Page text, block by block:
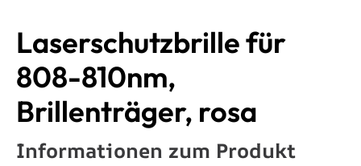
Laserschutzbrille für
808-810nm,
Brillenträger, rosa
Informationen zum Produkt